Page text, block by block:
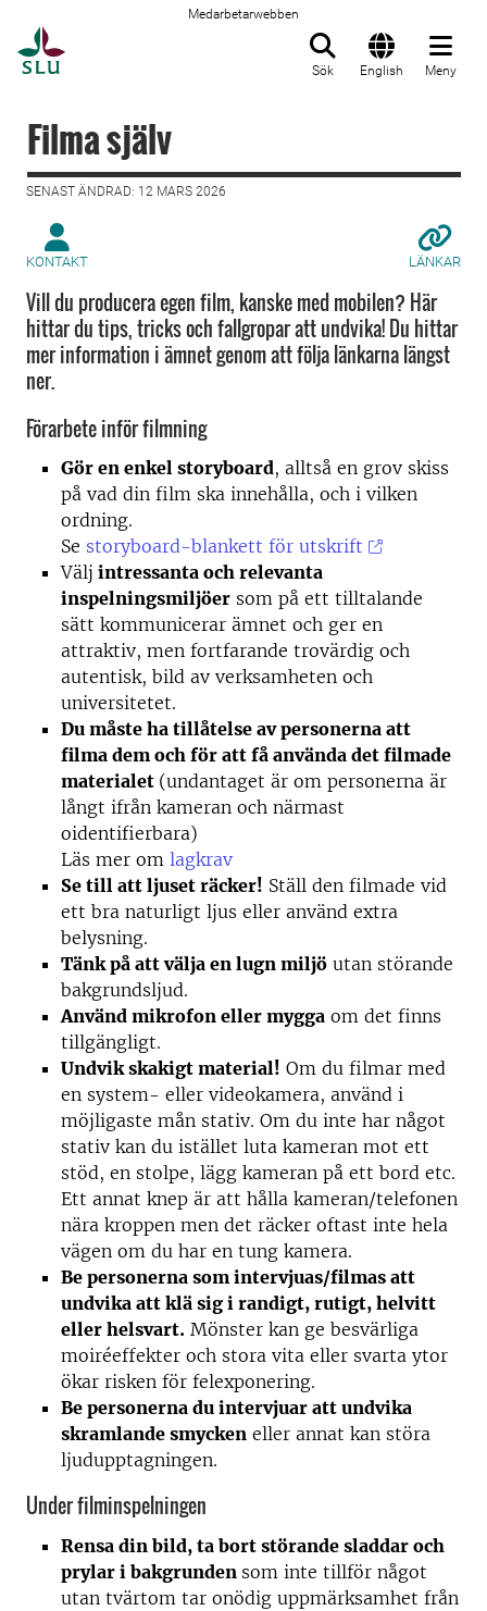
Medarbetarwebben
Sök English Meny
Filma själv
SENAST ÄNDRAD: 12 MARS 2026
KONTAKT LÄNKAR
Vill du producera egen film, kanske med mobilen? Här
hittar du tips, tricks och fallgropar att undvika! Du hittar
mer information i ämnet genom att följa länkarna längst
ner.
Förarbete inför filmning
Gör en enkel storyboard, alltså en grov skiss
på vad din film ska innehålla, och i vilken
ordning.
Se storyboard-blankett för utskrift
Välj intressanta och relevanta
inspelningsmiljöer som på ett tilltalande
sätt kommunicerar ämnet och ger en
attraktiv, men fortfarande trovärdig och
autentisk, bild av verksamheten och
universitetet.
Du måste ha tillåtelse av personerna att
filma dem och för att få använda det filmade
materialet (undantaget är om personerna är
långt ifrån kameran och närmast
oidentifierbara)
Läs mer om lagkrav
Se till att ljuset räcker! Ställ den filmade vid
ett bra naturligt ljus eller använd extra
belysning.
Tänk på att välja en lugn miljö utan störande
bakgrundsljud.
Använd mikrofon eller mygga om det finns
tillgängligt.
Undvik skakigt material! Om du filmar med
en system- eller videokamera, använd i
möjligaste mån stativ. Om du inte har något
stativ kan du istället luta kameran mot ett
stöd, en stolpe, lägg kameran på ett bord etc.
Ett annat knep är att hålla kameran/telefonen
nära kroppen men det räcker oftast inte hela
vägen om du har en tung kamera.
Be personerna som intervjuas/filmas att
undvika att klä sig i randigt, rutigt, helvitt
eller helsvart. Mönster kan ge besvärliga
moiréeffekter och stora vita eller svarta ytor
ökar risken för felexponering.
Be personerna du intervjuar att undvika
skramlande smycken eller annat kan störa
ljudupptagningen.
Under filminspelningen
Rensa din bild, ta bort störande sladdar och
prylar i bakgrunden som inte tillför något
utan tvärtom tar onödig uppmärksamhet från